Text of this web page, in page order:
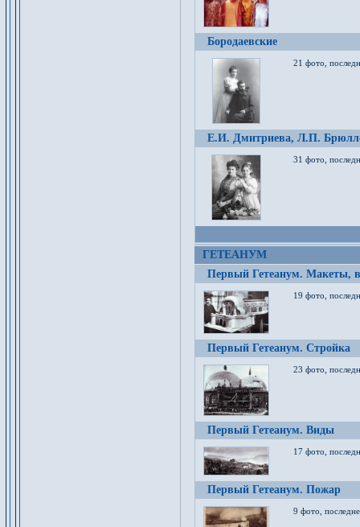
Бородаевские
21 фото,
Е.И. Дмитриева, Л.П.
31 фото,
ГЕТЕАНУМ
Первый Гетеанум. Макеты,
19 фото,
Первый Гетеанум. Стройка
23 фото,
Первый Гетеанум. Виды
17 фото,
Первый Гетеанум. Пожар
9 фото,